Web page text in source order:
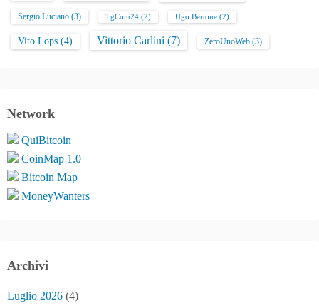
Sergio Luciano (3) TgCom24 (2) Ugo Bertone (2)
Vito Lops (4) Vittorio Carlini (7) ZeroUnoWeb (3)
Network
QuiBitcoin
CoinMap 1.0
Bitcoin Map
MoneyWanters
Archivi
Luglio 2026 (4)